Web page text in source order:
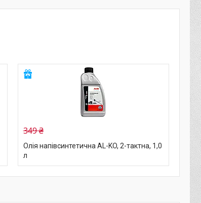
349 ₴
Олія напівсинтетична AL-KO, 2-тактна, 1,0
л